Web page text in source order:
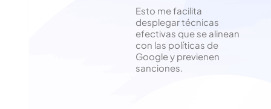
Esto me facilita
desplegar técnicas
efectivas que se alinean
con las políticas de
Google y previenen
sanciones.